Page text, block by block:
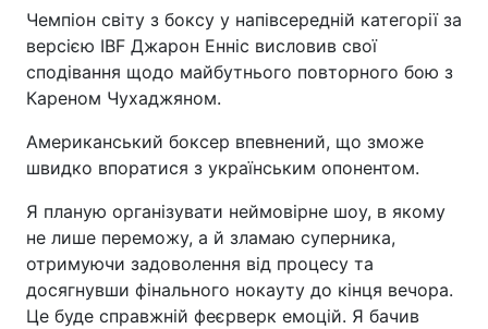
Чемпіон світу з боксу у напівсередній категорії за
версією IBF Джарон Енніс висловив свої
сподівання щодо майбутнього повторного бою з
Кареном Чухаджяном.
Американський боксер впевнений, що зможе
швидко впоратися з українським опонентом.
Я планую організувати неймовірне шоу, в якому
не лише переможу, а й зламаю суперника,
отримуючи задоволення від процесу та
досягнувши фінального нокауту до кінця вечора.
Це буде справжній феєрверк емоцій. Я бачив